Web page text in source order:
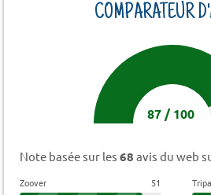
COMPARATEUR
87/100
Note basée sur les 68 avis du web
Zoover 51